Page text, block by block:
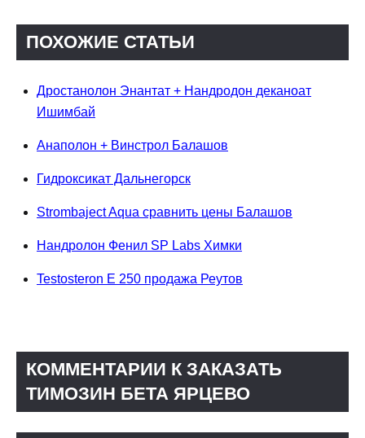
ПОХОЖИЕ СТАТЬИ
Дростанолон Энантат + Нандродон деканоат
Ишимбай
Анаполон + Винстрол Балашов
Гидроксикат Дальнегорск
Strombaject Aqua сравнить цены Балашов
Нандролон Фенил SP Labs Химки
Testosteron E 250 продажа Реутов
КОММЕНТАРИИ К ЗАКАЗАТЬ
TИМОЗИН БЕТА ЯРЦЕВО